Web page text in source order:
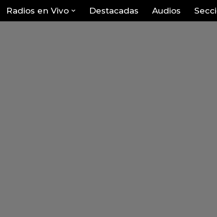
Radios en Vivo Destacadas Audios